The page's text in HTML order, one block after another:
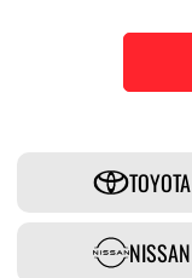
TOYOTA
NISSAN